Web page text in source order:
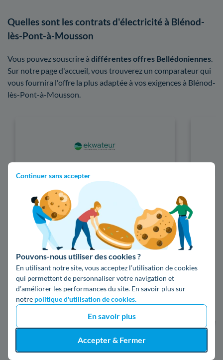
Continuer sans accepter
Pouvons-nous utiliser des cookies ?
En utilisant notre site, vous acceptez l’utilisation de cookies
qui permettent de personnaliser votre navigation et
d’améliorer les performances du site. En savoir plus sur
notre politique d'utilisation de cookies.
En savoir plus
Accepter & Fermer
Quelles sont les contrats d'électricité à Blénod-
lès-Pont-à-Mousson
Vous pouvez souscrire à différentes offres Bellédoniennes
Sur notre page d'accueil, vous trouverez un comparateur qui
vous fournira l'offre la plus adaptée à vos exigences à Blénod-
lès-Pont-à-Mousson.
Électricité 100 % verte - Prix
fixe
(557 avis)
Prix fixe 1 an
Électricité verte
Sans engagement
Comparer à Ekwateur
Blénod-lès-Pont-à-Mousson : la liste des